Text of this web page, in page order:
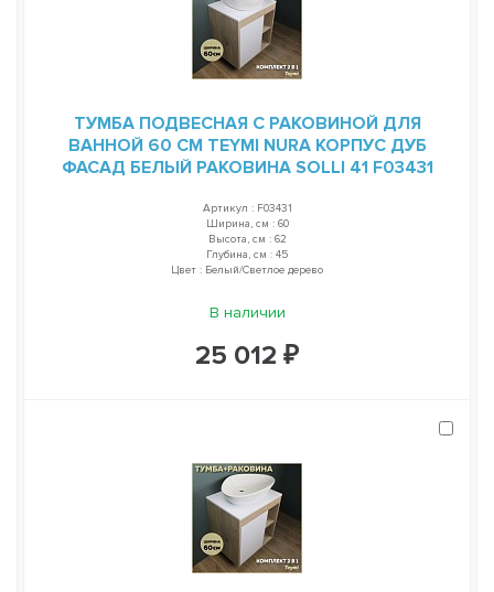
ТУМБА ПОДВЕСНАЯ С РАКОВИНОЙ ДЛЯ
ВАННОЙ 60 СМ TEYMI NURA КОРПУС ДУБ
ФАСАД БЕЛЫЙ РАКОВИНА SOLLI 41 F03431
Артикул : F03431
Ширина, см : 60
Высота, см : 62
Глубина, см : 45
Цвет : Белый/Светлое дерево
В наличии
25 012 ₽